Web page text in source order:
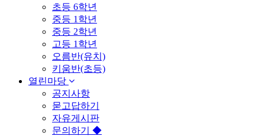
초등 6학년
중등 1학년
중등 2학년
고등 1학년
오름반(유치)
키움반(초등)
열린마당
공지사항
묻고답하기
자유게시판
문의하기 ◆